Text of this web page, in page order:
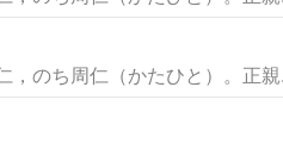
，のち周仁（かたひと）。正親